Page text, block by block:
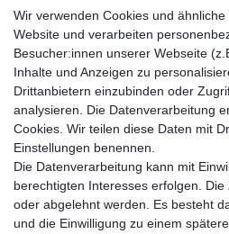
Wir verwenden Cookies und
Website und verarbeiten
Besucher:innen unserer Webseite
Inhalte und Anzeigen zu
Drittanbietern einzubinden oder
analysieren. Die Datenverarbeitung
Cookies. Wir teilen diese Daten mit
Einstellungen benennen.
Die Datenverarbeitung kann mit
berechtigten Interesses erfolgen.
oder abgelehnt werden. Es besteht
und die Einwilligung zu einem